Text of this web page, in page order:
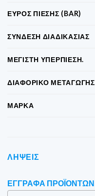
ΕΎΡΟΣ ΠΊΕΣΗΣ (BAR)
ΣΎΝΔΕΣΗ ΔΙΑΔΙΚΑΣΊΑΣ
ΜΈΓΙΣΤΗ ΥΠΕΡΠΊΕΣΗ.
ΔΙΑΦΟΡΙΚΌ ΜΕΤΑΓΩΓΉΣ
ΜΆΡΚΑ
ΛΉΨΕΙΣ
ΈΓΓΡΑΦΑ ΠΡΟΪΌΝΤΩΝ